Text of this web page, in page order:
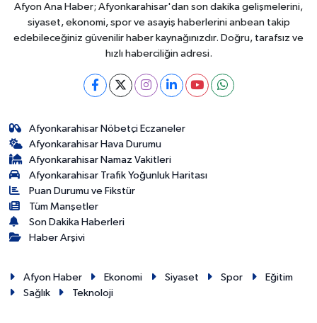
Afyon Ana Haber; Afyonkarahisar'dan son dakika gelişmelerini,
siyaset, ekonomi, spor ve asayiş haberlerini anbean takip
edebileceğiniz güvenilir haber kaynağınızdır. Doğru, tarafsız ve
hızlı haberciliğin adresi.
Afyonkarahisar Nöbetçi Eczaneler
Afyonkarahisar Hava Durumu
Afyonkarahisar Namaz Vakitleri
Afyonkarahisar Trafik Yoğunluk Haritası
Puan Durumu ve Fikstür
Tüm Manşetler
Son Dakika Haberleri
Haber Arşivi
Afyon Haber Ekonomi Siyaset Spor
Eğitim
Sağlık
Teknoloji